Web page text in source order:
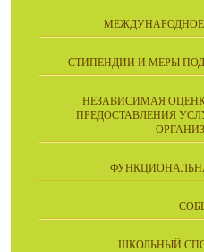
МЕЖДУНАРОДНОЕ
СТИПЕНДИИ И МЕРЫ
НЕЗАВИСИМАЯ
ПРЕДОСТАВЛЕНИЯ
ШКОЛЬНЫЙ